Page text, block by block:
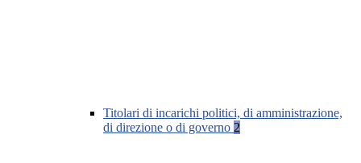
Titolari di incarichi politici, di amministrazione,
di direzione o di governo 2